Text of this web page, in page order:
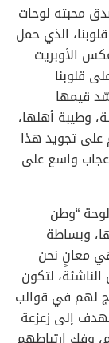
محبته لوحات
الذي حمل
الأوبريت
قلوبنا
قيمها
وطيبة أهلها،
تجويد هذا
واسع على
“وطن
وبساطة
معانٍ نحن
لتكون
لهم في قوالب
إلى زعزعة